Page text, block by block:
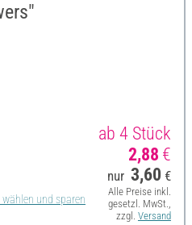
wählen und sparen
ab 4 Stück
2,88 €
nur 3,60 €
Alle Preise inkl.
gesetzl. MwSt.,
zzgl. Versand